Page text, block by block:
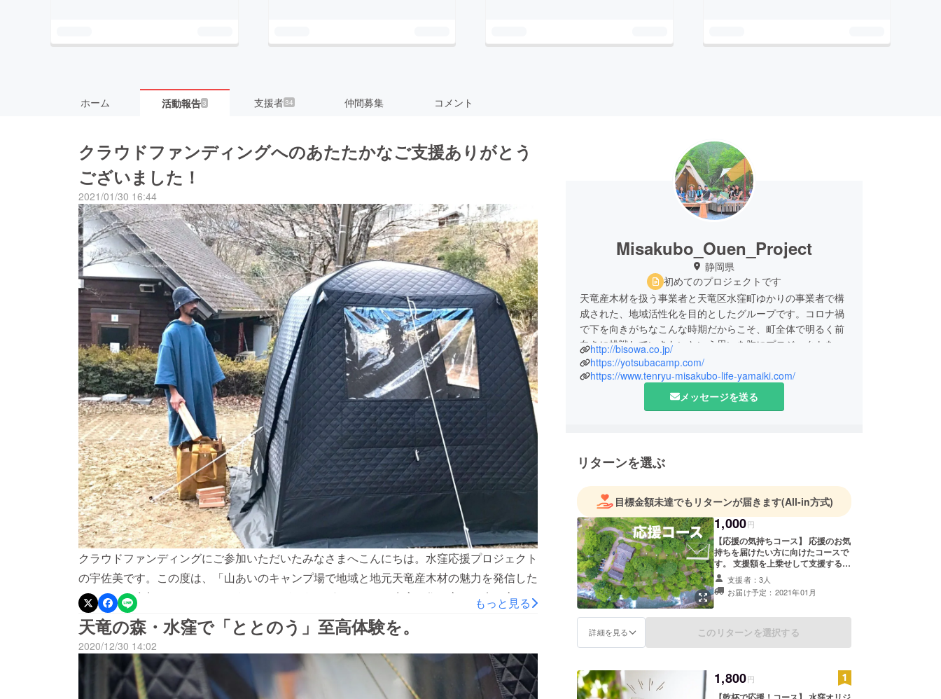
ホーム 活動報告3 支援者34 仲間募集 コメント
クラウドファンディングへのあたたかなご支援ありがとう
ございました！
2021/01/30 16:44
クラウドファンディングにご参加いただいたみなさまへこんにちは。水窪応援プロジェクト
の宇佐美です。この度は、「山あいのキャンプ場で地域と地元天竜産木材の魅力を発信した
い！」にご参加いただきほんとうにありがとうございました。水窪を住む方にも来る方にも
安心して滞在できる場所にしたい！との思いから始まったクラウドファンディング。「微力
ながら水窪を応援する機会を与えて頂き感謝します。頑張ってください！」「水窪は思いで
の地です。またいつか訪問したいです。」など、水窪、そしてキャンプ場を愛する皆様に押
し出していただいて無事に必要金額を調達させていただきました。クラウドファンディング
の過程で、取り組みを新聞社に取り上げていただき水窪のことを知っていただいたり、キャ
もっと見る
天竜の森・水窪で「ととのう」至高体験を。
2020/12/30 14:02
Misakubo_Ouen_Project
静岡県
初めてのプロジェクトです
天竜産木材を扱う事業者と天竜区水窪町ゆかりの事業者で構
成された、地域活性化を目的としたグループです。コロナ禍
で下を向きがちなこんな時期だからこそ、町全体で明るく前
向きに挑戦していきたいという思いを胸にプロジェクトを立
ち上げました。
http://bisowa.co.jp/
https://yotsubacamp.com/
https://www.tenryu-misakubo-life-yamaiki.com/
メッセージを送る
リターンを選ぶ
目標金額未達でもリターンが届きます(All-in方式)
1,000円
【応援の気持ちコース】 応援のお気
持ちを届けたい方に向けたコースで
す。 支援額を上乗せして支援するこ
とも可能ですので、お気持ちにあう
額を選択ください。 運営より心を込
めた、お礼メールをお届けします。
支援者：3人
お届け予定：2021年01月
詳細を見る このリターンを選択する
1,800円